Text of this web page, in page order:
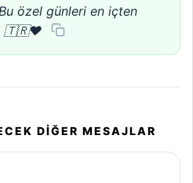
özel günleri en içten
🇹🇷❤️
DIĞER MESAJLAR